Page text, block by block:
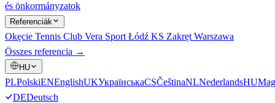
és önkormányzatok
Referenciák
Okęcie Tennis Club Vera Sport Łódź KS Zakręt Warszawa
Összes referencia →
HU
PLPolskiENEnglishUKУкраїнськаCSČeštinaNLNederlandsHU
DEDeutsch